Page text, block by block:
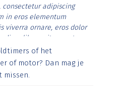
adipiscing
in eros elementum
viverra ornare, eros dolor
diam libero vitae erat.
cursus id rutrum lorem
risus tristique posuere.
of het
of motor? Dan mag je